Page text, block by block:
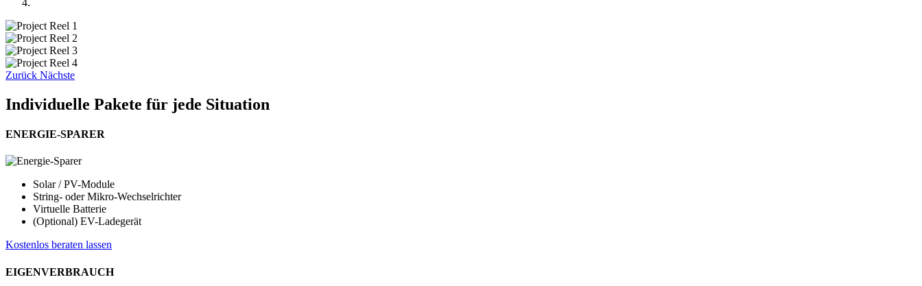
Zurück Nächste
Individuelle Pakete für jede Situation
ENERGIE-SPARER
Solar / PV-Module
String- oder Mikro-Wechselrichter
Virtuelle Batterie
(Optional) EV-Ladegerät
Kostenlos beraten lassen
EIGENVERBRAUCH